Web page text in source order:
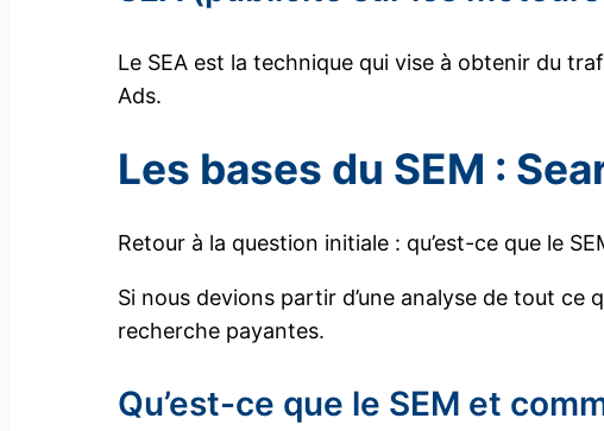
Le SEA est la technique qui vise à obtenir du
Ads.
Les bases du SEM :
Retour à la question initiale : qu’est-ce que le
Si nous devions partir d’une analyse de tout
recherche payantes.
Qu’est-ce que le SEM et